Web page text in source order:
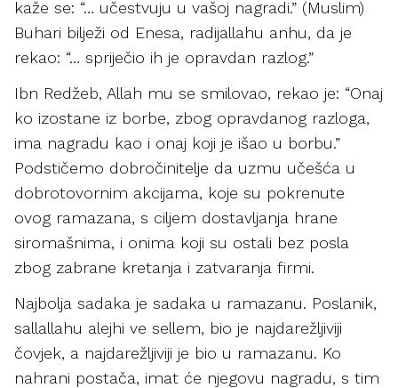
kaže se: “… učestvuju u vašoj nagradi.” (Muslim)
Buhari bilježi od Enesa, radijallahu anhu, da je
rekao: “… spriječio ih je opravdan razlog.”
Ibn Redžeb, Allah mu se smilovao, rekao je: “Onaj
ko izostane iz borbe, zbog opravdanog razloga,
ima nagradu kao i onaj koji je išao u borbu.”
Podstičemo dobročinitelje da uzmu učešća u
dobrotovornim akcijama, koje su pokrenute
ovog ramazana, s ciljem dostavljanja hrane
siromašnima, i onima koji su ostali bez posla
zbog zabrane kretanja i zatvaranja firmi.
Najbolja sadaka je sadaka u ramazanu. Poslanik,
sallallahu alejhi ve sellem, bio je najdarežljiviji
čovjek, a najdarežljiviji je bio u ramazanu. Ko
nahrani postača, imat će njegovu nagradu, s tim